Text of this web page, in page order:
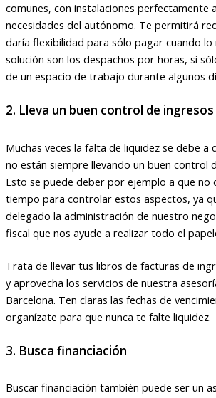
comunes, con instalaciones perfectamente
necesidades del autónomo. Te permitirá
daría flexibilidad para sólo pagar cuando lo
solución son los despachos por horas, si
de un espacio de trabajo durante algunos
2. Lleva un buen control de
Muchas veces la falta de liquidez se debe a
no están siempre llevando un buen control
Esto se puede deber por ejemplo a que no
tiempo para controlar estos aspectos, ya
delegado la administración de nuestro
fiscal que nos ayude a realizar todo el
Trata de llevar tus libros de facturas de
y aprovecha los servicios de nuestra
Barcelona. Ten claras las fechas de
organízate para que nunca te falte liquidez.
3. Busca financiación
Buscar financiación también puede ser un